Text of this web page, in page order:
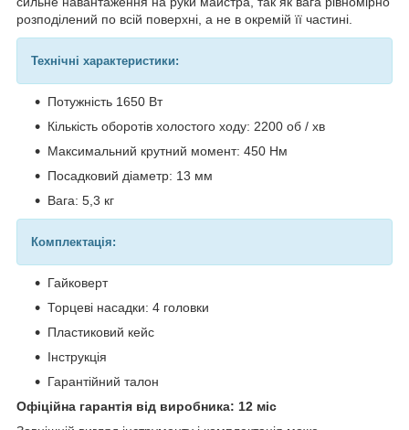
розподілений по всій поверхні, а не в окремій її частині.
Технічні характеристики:
Потужність 1650 Вт
Кількість оборотів холостого ходу: 2200 об / хв
Максимальний крутний момент: 450 Нм
Посадковий діаметр: 13 мм
Вага: 5,3 кг
Комплектація:
Гайковерт
Торцеві насадки: 4 головки
Пластиковий кейс
Інструкція
Гарантійний талон
Офіційна гарантія від виробника: 12 міс